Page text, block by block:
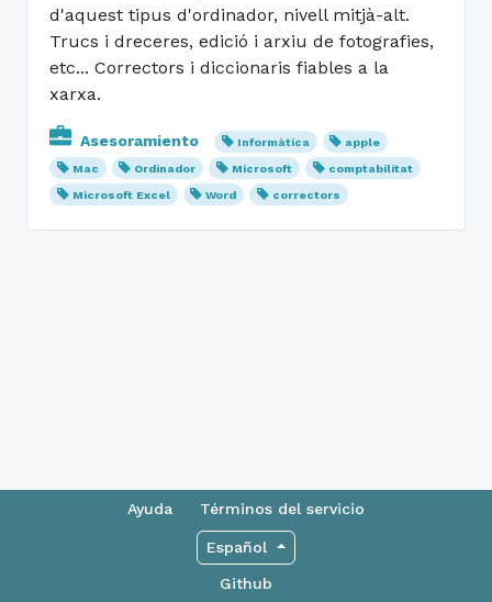
d'aquest tipus d'ordinador, nivell mitjà-alt.
Trucs i dreceres, edició i arxiu de fotografies,
etc... Correctors i diccionaris fiables a la
xarxa.
Asesoramiento Informàtica
apple
Mac
Ordinador Microsoft
comptabilitat
Microsoft Excel
Word correctors
Ayuda Términos del servicio
Español
Github